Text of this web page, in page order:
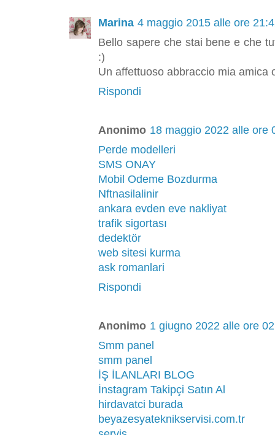
Marina 4 maggio 2015 alle ore
Bello sapere che stai bene e che
:)
Un affettuoso abbraccio mia amica
Rispondi
Anonimo 18 maggio 2022 alle ore
Perde modelleri
SMS ONAY
Mobil Odeme Bozdurma
Nftnasilalinir
ankara evden eve nakliyat
trafik sigortası
dedektör
web sitesi kurma
ask romanlari
Rispondi
Anonimo 1 giugno 2022 alle ore
Smm panel
smm panel
İŞ İLANLARI BLOG
İnstagram Takipçi Satın Al
hirdavatci burada
beyazesyateknikservisi.com.tr